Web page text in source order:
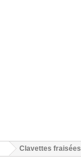
Clavettes fraisées